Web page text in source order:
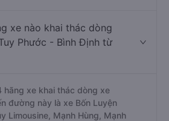
xe nào khai thác dòng
Phước - Bình Định từ
hãng xe khai thác dòng xe
đường này là xe Bốn Luyện
Limousine, Mạnh Hùng, Mạnh